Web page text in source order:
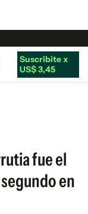
Suscribite x
US$ 3,45
fue el
en